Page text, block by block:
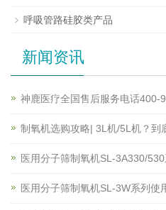
呼吸管路硅胶类产品
新闻资讯
神鹿医疗全国售后服务电话400-
制氧机选购攻略| 3L机/5L机？到
医用分子筛制氧机SL-3A330/
医用分子筛制氧机SL-3W系列使